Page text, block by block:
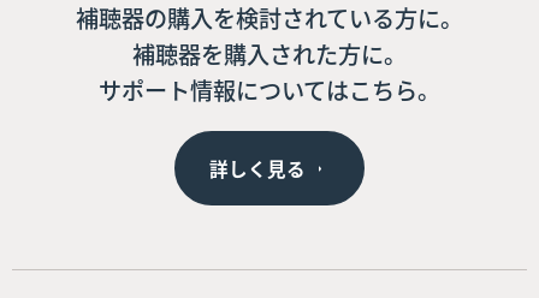
補聴器の購入を検討されている方に。
補聴器を購入された方に。
サポート情報についてはこちら。
詳しく見る